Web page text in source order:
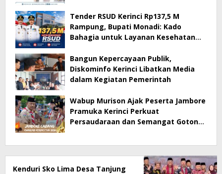
Tender RSUD Kerinci Rp137,5 M
Rampung, Bupati Monadi: Kado
Bahagia untuk Layanan Kesehatan
Bangun Kepercayaan Publik,
Diskominfo Kerinci Libatkan Media
dalam Kegiatan Pemerintah
Wabup Murison Ajak Peserta Jambore
Pramuka Kerinci Perkuat
Persaudaraan dan Semangat Gotong
Kenduri Sko Lima Desa Tanjung